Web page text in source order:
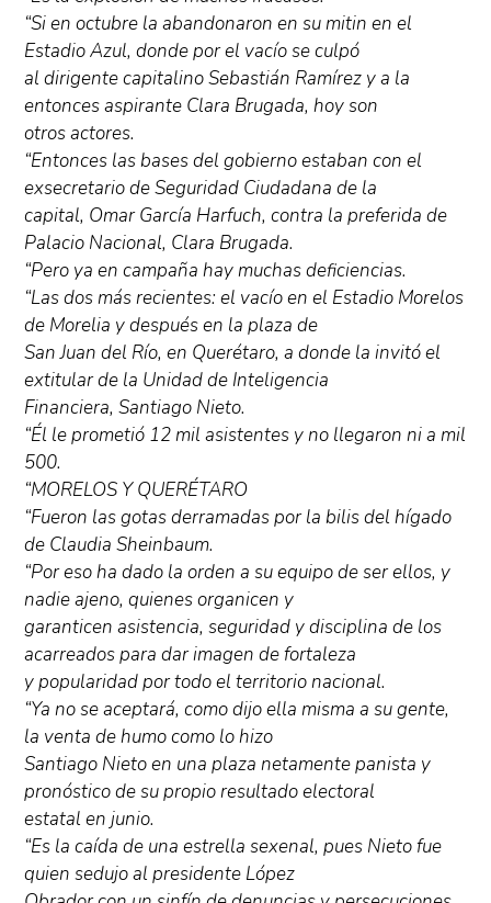
“Si en octubre la abandonaron en su mitin en el
Estadio Azul, donde por el vacío se culpó
al dirigente capitalino Sebastián Ramírez y a la
entonces aspirante Clara Brugada, hoy son
otros actores.
“Entonces las bases del gobierno estaban con el
exsecretario de Seguridad Ciudadana de la
capital, Omar García Harfuch, contra la preferida de
Palacio Nacional, Clara Brugada.
“Pero ya en campaña hay muchas deficiencias.
“Las dos más recientes: el vacío en el Estadio Morelos
de Morelia y después en la plaza de
San Juan del Río, en Querétaro, a donde la invitó el
extitular de la Unidad de Inteligencia
Financiera, Santiago Nieto.
“Él le prometió 12 mil asistentes y no llegaron ni a mil
500.
“MORELOS Y QUERÉTARO
“Fueron las gotas derramadas por la bilis del hígado
de Claudia Sheinbaum.
“Por eso ha dado la orden a su equipo de ser ellos, y
nadie ajeno, quienes organicen y
garanticen asistencia, seguridad y disciplina de los
acarreados para dar imagen de fortaleza
y popularidad por todo el territorio nacional.
“Ya no se aceptará, como dijo ella misma a su gente,
la venta de humo como lo hizo
Santiago Nieto en una plaza netamente panista y
pronóstico de su propio resultado electoral
estatal en junio.
“Es la caída de una estrella sexenal, pues Nieto fue
quien sedujo al presidente López